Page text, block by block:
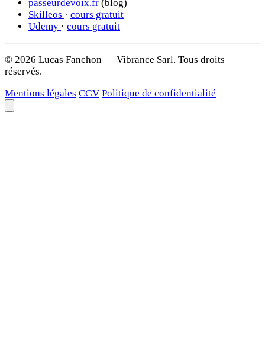
passeurdevoix.fr (blog)
Skilleos · cours gratuit
Udemy · cours gratuit
© 2026 Lucas Fanchon — Vibrance Sarl. Tous droits
réservés.
Mentions légales CGV Politique de confidentialité